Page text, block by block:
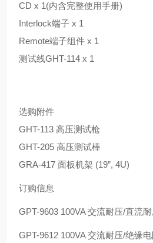
CD x 1(内含完整使用手册)
Interlock端子 x 1
Remote端子组件 x 1
测试线GHT-114 x 1
选购附件
GHT-113 高压测试枪
GHT-205 高压测试棒
GRA-417 面板机架 (19”, 4U)
订购信息
GPT-9603 100VA 交流耐压/直流
GPT-9612 100VA 交流耐压/绝缘